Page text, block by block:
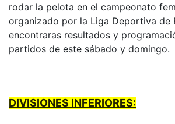
rodar la pelota en el campeonato
organizado por la Liga Deportiva de
encontraras resultados y
partidos de este sábado y domingo.
DIVISIONES INFERIORES: